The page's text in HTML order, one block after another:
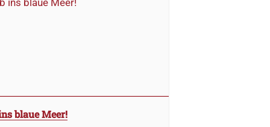
blaue Meer!